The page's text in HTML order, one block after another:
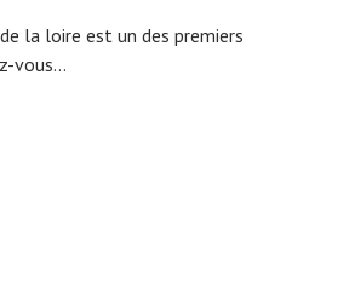
la loire est un des premiers
vous...